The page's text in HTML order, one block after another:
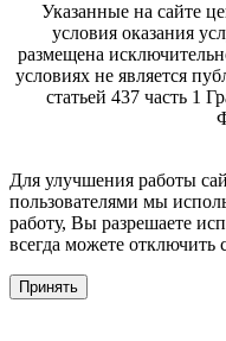
Указанные на сайте
условия оказания
размещена
условиях не является
статьей 437 часть 1
Для улучшения работы
пользователями мы
работу, Вы разрешаете
всегда можете отключить
Принять